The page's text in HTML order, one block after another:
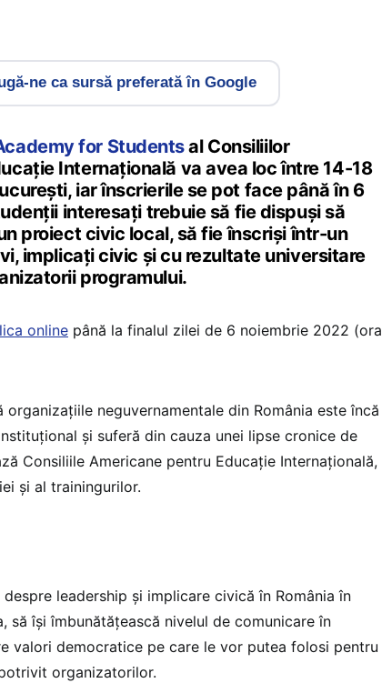
ne ca sursă preferată în Google
for Studentsal Consiliilor
Internațională va avea loc între 14-18
iar înscrierile se pot face până în 6
interesați trebuie să fie dispuși să
proiect civic local, să fie înscriși într-un
implicați civic și cu rezultate universitare
programului.
online până la finalul zilei de 6 noiembrie 2022 (ora
organizațiile neguvernamentale din România este încă
și suferă din cauza unei lipse cronice de
Consiliile Americane pentru Educație Internațională,
și al trainingurilor.
leadership și implicare civică în România în
să își îmbunătățească nivelul de comunicare în
valori democratice pe care le vor putea folosi pentru
organizatorilor.